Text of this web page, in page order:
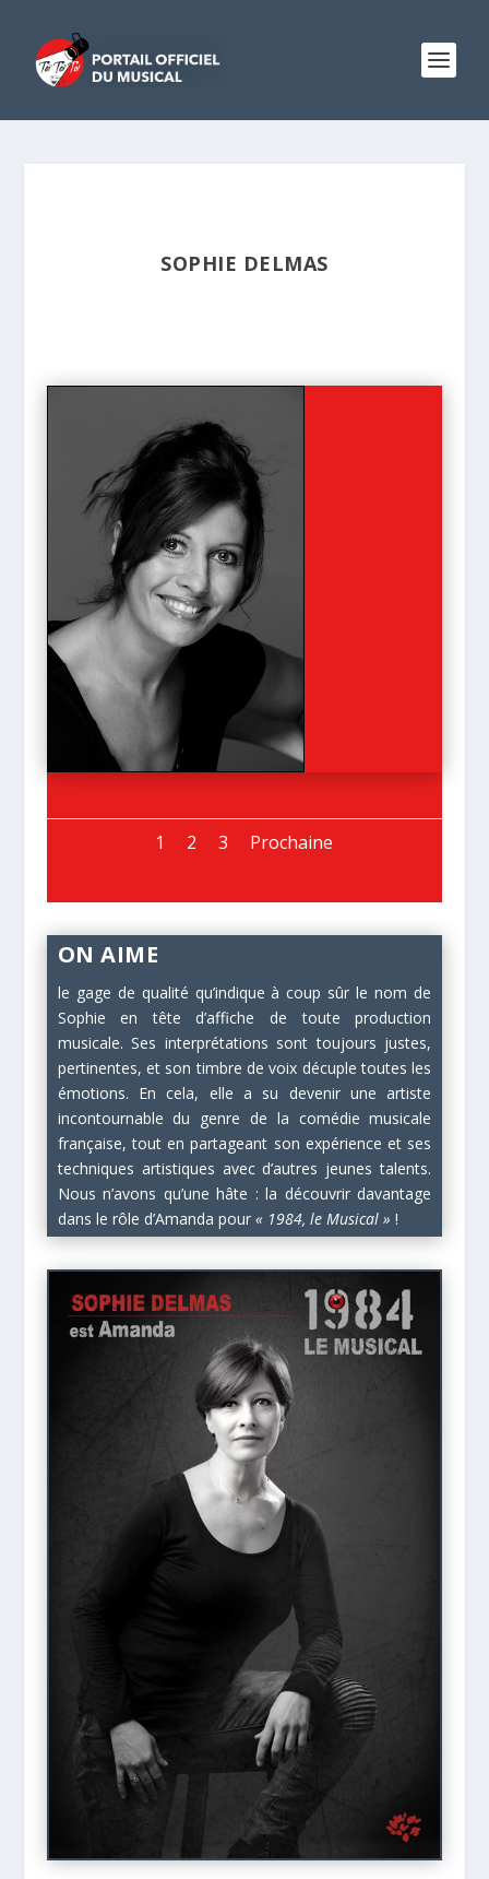
SOPHIE DELMAS
1 2 3 Prochaine
ON AIME
le gage de qualité qu’indique à coup sûr le nom de
Sophie en tête d’affiche de toute production
musicale. Ses interprétations sont toujours justes,
pertinentes, et son timbre de voix décuple toutes les
émotions. En cela, elle a su devenir une artiste
incontournable du genre de la comédie musicale
française, tout en partageant son expérience et ses
techniques artistiques avec d’autres jeunes talents.
Nous n’avons qu’une hâte : la découvrir davantage
dans le rôle d’Amanda pour « 1984, le Musical » !